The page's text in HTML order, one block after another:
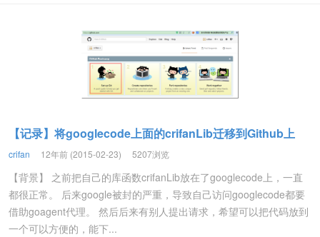
【记录】将googlecode上面的crifanLib迁移到Github上
crifan 12年前 (2015-02-23) 5207浏览
【背景】 之前把自己的库函数crifanLib放在了googlecode上，一直
都很正常。 后来google被封的严重，导致自己访问googlecode都要
借助goagent代理。 然后后来有别人提出请求，希望可以把代码放到
一个可以方便的，能下...